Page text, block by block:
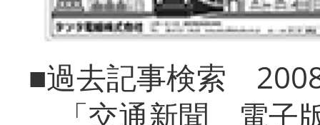
■過去記事検索
「交通新聞 電子